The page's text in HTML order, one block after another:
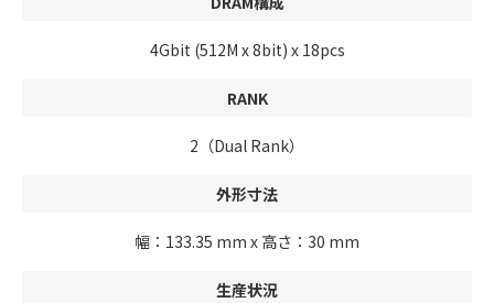
4Gbit (512M x 8bit) x 18pcs
RANK
2（Dual Rank）
外形寸法
幅：133.35 mm x 高さ：30 mm
生産状況